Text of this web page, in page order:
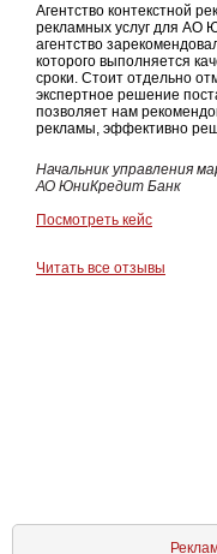
Агентство контекстной
рекламных услуг для АО
агентство
которого выполняется
сроки. Стоит отдельно
экспертное решение
позволяет нам
рекламы, эффективно
Начальник управления
АО ЮниКредит Банк
Посмотреть кейс
Читать все отзывы